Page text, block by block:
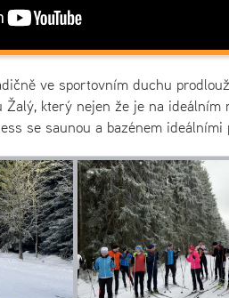
ve sportovním duchu
Žalý, který nejen že je na
se saunou a bazénem ideálními